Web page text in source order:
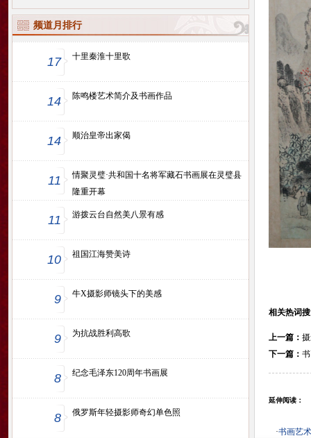
频道月排行
17 十里秦淮十里歌
14 陈鸣楼艺术简介及书画作品
14 顺治皇帝出家偈
11
情聚灵璧·共和国十名将军藏石书画展在灵璧县
隆重开幕
11 游拨云台自然美八景有感
10 祖国江海赞美诗
9 牛X摄影师镜头下的美感
9 为抗战胜利高歌
8 纪念毛泽东120周年书画展
8 俄罗斯年轻摄影师奇幻单色照
相关热词
上一篇：
下一篇：
延伸阅读：
·书画艺术